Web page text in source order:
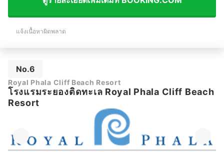
แจ้งเนื้อหาผิดพลาด
No.6
Royal Phala Cliff Beach Resort
โรงแรมระยองติดทะเล Royal Phala Cliff Beach
Resort